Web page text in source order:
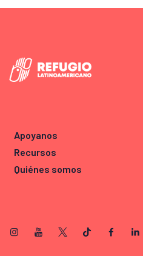
Apoyanos
Recursos
Quiénes somos